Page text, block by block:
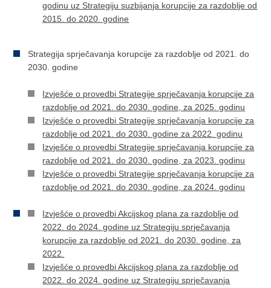
godinu uz Strategiju suzbijanja korupcije za razdoblje od
2015. do 2020. godine
Strategija sprječavanja korupcije za razdoblje od 2021. do
2030. godine
Izvješće o provedbi Strategije sprječavanja korupcije za
razdoblje od 2021. do 2030. godine, za 2025. godinu
Izvješće o provedbi Strategije sprječavanja korupcije za
razdoblje od 2021. do 2030. godine za 2022. godinu
Izvješće o provedbi Strategije sprječavanja korupcije za
razdoblje od 2021. do 2030. godine, za 2023. godinu
Izvješće o provedbi Strategije sprječavanja korupcije za
razdoblje od 2021. do 2030. godine, za 2024. godinu
Izvješće o provedbi Akcijskog plana za razdoblje od
2022. do 2024. godine uz Strategiju sprječavanja
korupcije za razdoblje od 2021. do 2030. godine, za
2022.
Izvješće o provedbi Akcijskog plana za razdoblje od
2022. do 2024. godine uz Strategiju sprječavanja